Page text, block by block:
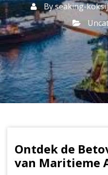
Byseaking-
Ontdek de
van Maritieme